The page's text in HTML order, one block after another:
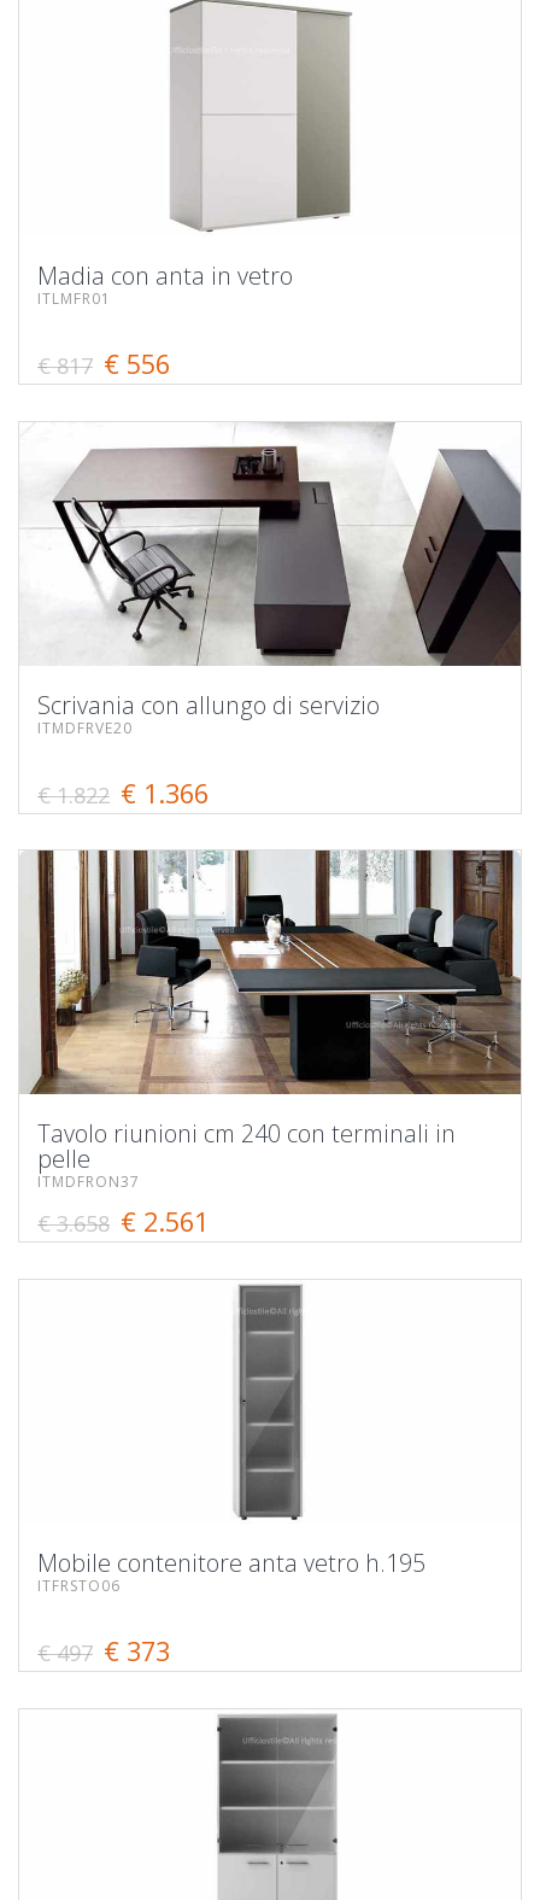
Madia con anta in vetro
ITLMFR01
€ 817 € 556
Scrivania con allungo di servizio
ITMDFRVE20
€ 1.822 € 1.366
Tavolo riunioni cm 240 con terminali in
pelle
ITMDFRON37
€ 3.658 € 2.561
Mobile contenitore anta vetro h.195
ITFRSTO06
€ 497 € 373